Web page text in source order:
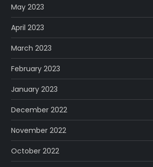
May 2023
April 2023
March 2023
February 2023
January 2023
December 2022
November 2022
October 2022